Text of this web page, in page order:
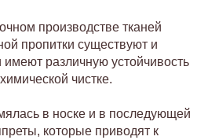
производстве тканей
пропитки существуют и
имеют различную устойчивость
чистке.
в носке и в последующей
которые приводят к